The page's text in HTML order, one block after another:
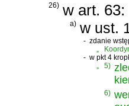
26) w art. 63:
a) w ust.
- zdanie
„
- w pkt 4
„
5)
6)